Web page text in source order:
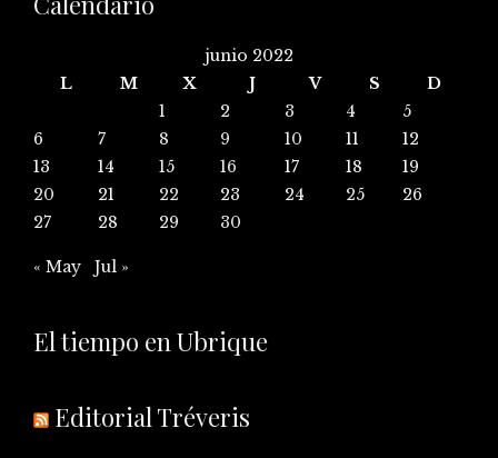
junio 2022
L
M X J V S
D
1
2 3 4
5
6
7 8 9 10 11
12
13
14 15 16 17 18
19
20
21 22 23 24 25
26
27
28 29 30
« May Jul »
El tiempo en Ubrique
Editorial Tréveris